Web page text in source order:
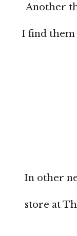
Another
I find them
In other
store at